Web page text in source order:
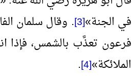
في الجنة»
[3] . وقال سلمان
فرعون تعذَّب بالشمس، فإذا
الملائكة»
[4]
.